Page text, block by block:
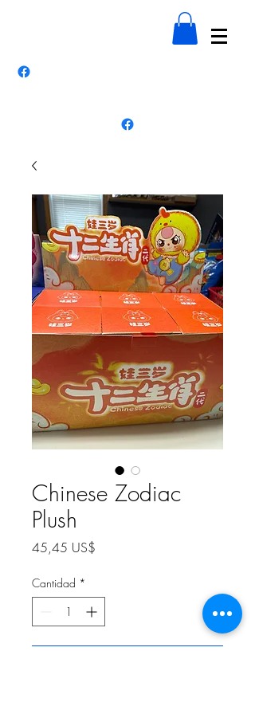
Chinese Zodiac
Plush
45,45 US$
Cantidad *